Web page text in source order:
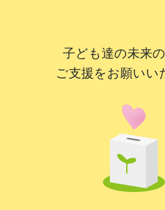
子ども達の未来
ご支援をお願いい